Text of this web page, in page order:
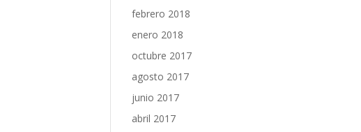
febrero 2018
enero 2018
octubre 2017
agosto 2017
junio 2017
abril 2017